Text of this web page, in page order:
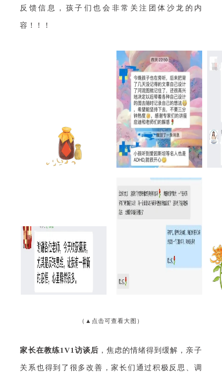
反馈信息，孩子们也会非常关注团体沙龙的内
容！！！
（▲点击可查看大图）
家长在教练1V1访谈后 ，焦虑的情绪得到缓解，亲子
关系也得到了很多改善，家长们通过积极反思、调